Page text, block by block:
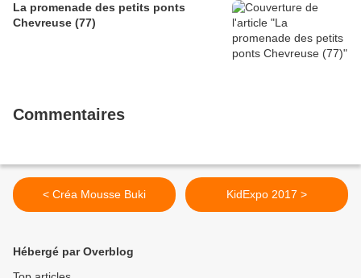
La promenade des petits ponts
Chevreuse (77)
Commentaires
< Créa Mousse Buki KidExpo 2017 >
Hébergé par Overblog